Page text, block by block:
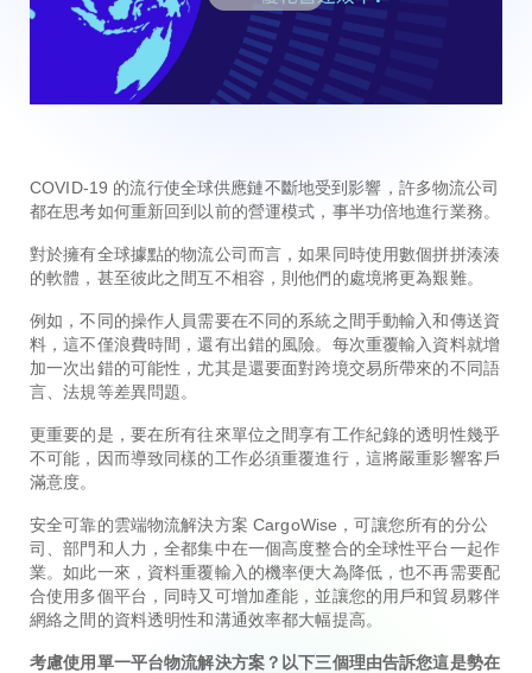
COVID-19 的流行使全球供應鏈不斷地受到影響，許多物流公司
都在思考如何重新回到以前的營運模式，事半功倍地進行業務。
對於擁有全球據點的物流公司而言，如果同時使用數個拼拼湊湊
的軟體，甚至彼此之間互不相容，則他們的處境將更為艱難。
例如，不同的操作人員需要在不同的系統之間手動輸入和傳送資
料，這不僅浪費時間，還有出錯的風險。每次重覆輸入資料就增
加一次出錯的可能性，尤其是還要面對跨境交易所帶來的不同語
言、法規等差異問題。
更重要的是，要在所有往來單位之間享有工作紀錄的透明性幾乎
不可能，因而導致同樣的工作必須重覆進行，這將嚴重影響客戶
滿意度。
安全可靠的雲端物流解決方案 CargoWise，可讓您所有的分公
司、部門和人力，全都集中在一個高度整合的全球性平台一起作
業。如此一來，資料重覆輸入的機率便大為降低，也不再需要配
合使用多個平台，同時又可增加產能，並讓您的用戶和貿易夥伴
網絡之間的資料透明性和溝通效率都大幅提高。
考慮使用單一平台物流解決方案？以下三個理由告訴您這是勢在